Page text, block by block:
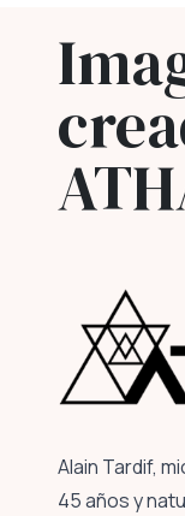
Alain Tardif,
45 años y